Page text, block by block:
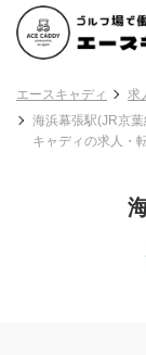
エースキャディ 求
海浜幕張駅(JR京
キャディの求人・